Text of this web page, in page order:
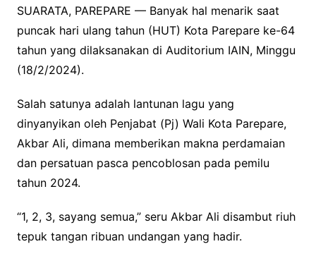
SUARATA, PAREPARE — Banyak hal menarik saat
puncak hari ulang tahun (HUT) Kota Parepare ke-64
tahun yang dilaksanakan di Auditorium IAIN, Minggu
(18/2/2024).
Salah satunya adalah lantunan lagu yang
dinyanyikan oleh Penjabat (Pj) Wali Kota Parepare,
Akbar Ali, dimana memberikan makna perdamaian
dan persatuan pasca pencoblosan pada pemilu
tahun 2024.
“1, 2, 3, sayang semua,” seru Akbar Ali disambut riuh
tepuk tangan ribuan undangan yang hadir.